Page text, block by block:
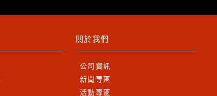
關於我們
公司資訊
新聞專區
活動專區